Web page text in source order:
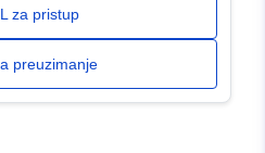
za pristup
preuzimanje